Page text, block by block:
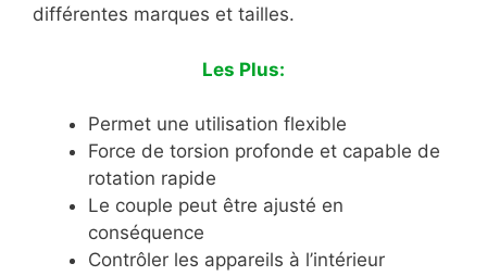
différentes marques et tailles.
Les Plus:
Permet une utilisation flexible
Force de torsion profonde et capable de
rotation rapide
Le couple peut être ajusté en
conséquence
Contrôler les appareils à l’intérieur